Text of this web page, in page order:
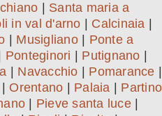
Santa maria a
in val d'arno Calcinaia
Musigliano| Ponte a
Ponteginori Putignano
Navacchio Pomarance
Orentano Palaia
Partino
Pieve santa luce|